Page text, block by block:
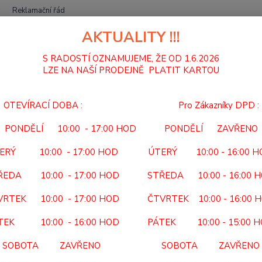
Reklamační řád
NÁJEZDOVÁ MR 107
MR
KÓD
cm
AKTUALITY !!!
S RADOSTÍ OZNAMUJEME, ŽE OD 1.6.2026
LZE NA NAŠÍ PRODEJNĚ PLATIT KARTOU
OTEVÍRACÍ DOBA : Pro Zákazníky DPD :
PONDĚLÍ 10:00 - 17:00 HOD PONDĚLÍ ZAVŘENO
10:00 - 17:00 HOD ÚTERÝ 10:00 - 16:00
10:00 - 17:00 HOD STŘEDA 10:00 - 16:00
10:00 - 17:00 HOD ČTVRTEK 10:00 - 16:00
10:00 - 16:00 HOD PÁTEK 10:00 - 15:00
SOBOTA ZAVŘENO SOBOTA ZAVŘENO